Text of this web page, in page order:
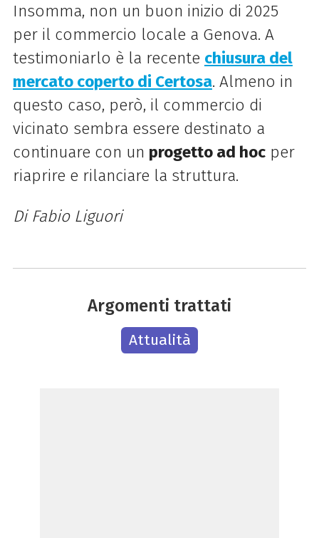
Insomma, non un buon inizio di 2025
per il commercio locale a Genova. A
testimoniarlo è la recente chiusura del
mercato coperto di Certosa. Almeno in
questo caso, però, il commercio di
vicinato sembra essere destinato a
continuare con un progetto ad hocper
riaprire e rilanciare la struttura.
Di Fabio Liguori
Argomenti trattati
Attualità